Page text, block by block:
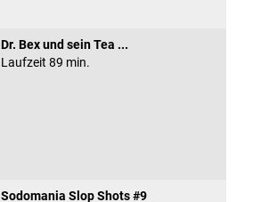
Dr. Bex und sein Tea ...
Laufzeit 89 min.
Sodomania Slop Shots #9